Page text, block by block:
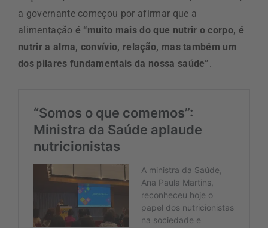
a governante começou por afirmar que a
alimentação é “muito mais do que nutrir o corpo, é
nutrir a alma, convívio, relação, mas também um
dos pilares fundamentais da nossa saúde”.